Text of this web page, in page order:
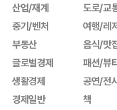
산업/재계
중기/벤처
부동산
글로벌경제
생활경제
경제일반
도로/교
여행/레
음식/맛
패션/뷰
공연/전
책